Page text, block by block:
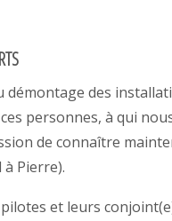
démontage des
personnes, à qui
de connaître
Pierre).
et leurs